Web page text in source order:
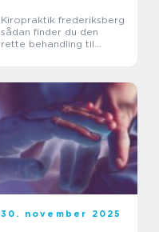
Kiropraktik frederiksberg
sådan finder du den
rette behandling til
30. november 2025